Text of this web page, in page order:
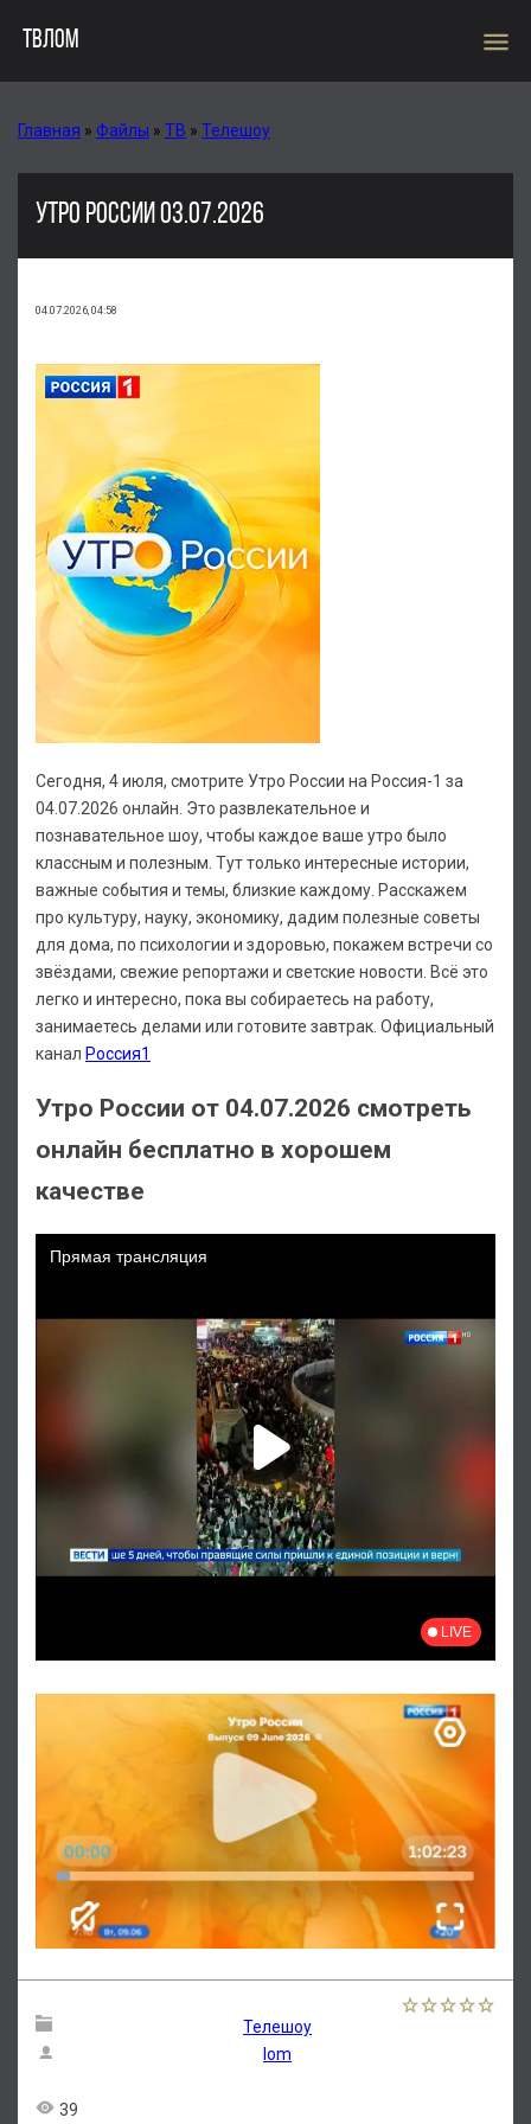
ТВЛОМ menu
Главная » Файлы » ТВ » Телешоу
УТРО РОССИИ 03.07.2026
04.07.2026, 04:58
Сегодня, 4 июля, смотрите Утро России на Россия-1 за
04.07.2026 онлайн. Это развлекательное и
познавательное шоу, чтобы каждое ваше утро было
классным и полезным. Тут только интересные истории,
важные события и темы, близкие каждому. Расскажем
про культуру, науку, экономику, дадим полезные советы
для дома, по психологии и здоровью, покажем встречи со
звёздами, свежие репортажи и светские новости. Всё это
легко и интересно, пока вы собираетесь на работу,
занимаетесь делами или готовите завтрак. Официальный
канал Россия1
Утро России от 04.07.2026 смотреть
онлайн бесплатно в хорошем
качестве
Телешоу
lom
39